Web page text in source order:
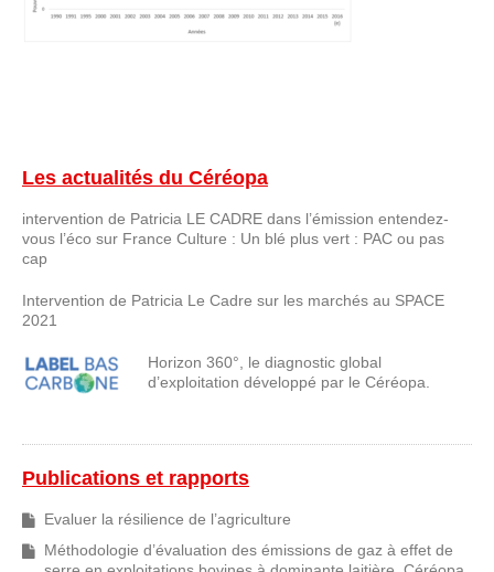
GRIGNON ÉNERGIE POSITIVE
PERFALIM
NOUS CONTACTER
Les actualités du Céréopa
intervention de Patricia LE CADRE dans l’émission entendez-
vous l’éco sur France Culture : Un blé plus vert : PAC ou pas
cap
Intervention de Patricia Le Cadre sur les marchés au SPACE
2021
Horizon 360°, le diagnostic global
d’exploitation développé par le Céréopa.
Publications et rapports
Evaluer la résilience de l’agriculture
Méthodologie d’évaluation des émissions de gaz à effet de